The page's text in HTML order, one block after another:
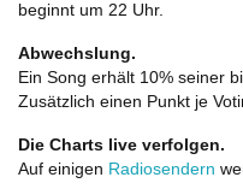
beginnt um 22 Uhr.
Abwechslung.
Ein Song erhält 10% seiner
Zusätzlich einen Punkt je
Die Charts live verfolgen.
Auf einigen Radiosendern